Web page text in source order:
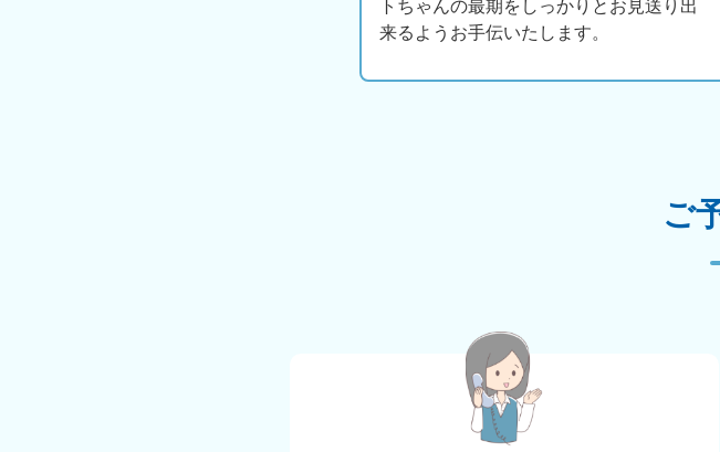
トちゃんの最期をしっかりとお見送り出
来るようお手伝いたします。
ご